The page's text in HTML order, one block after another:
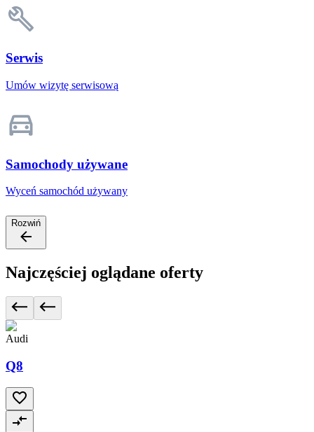
Serwis
Umów wizytę serwisową
Samochody używane
Wyceń samochód używany
Rozwiń
Najczęściej oglądane oferty
Audi
Q8